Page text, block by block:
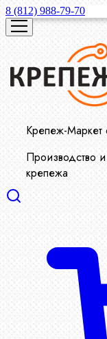
8 (812) 988-79-70
Крепеж-Маркет
Производство
крепежа